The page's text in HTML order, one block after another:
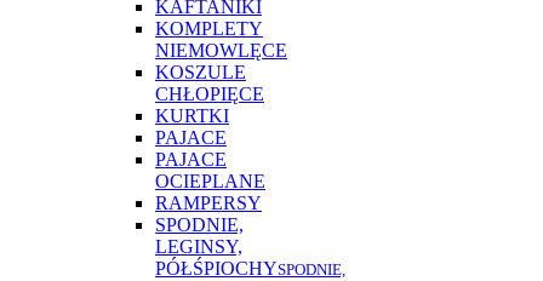
KAFTANIKI
KOMPLETY
NIEMOWLĘCE
KOSZULE
CHŁOPIĘCE
KURTKI
PAJACE
PAJACE
OCIEPLANE
RAMPERSY
SPODNIE,
LEGINSY,
PÓŁŚPIOCHYSPODNIE,